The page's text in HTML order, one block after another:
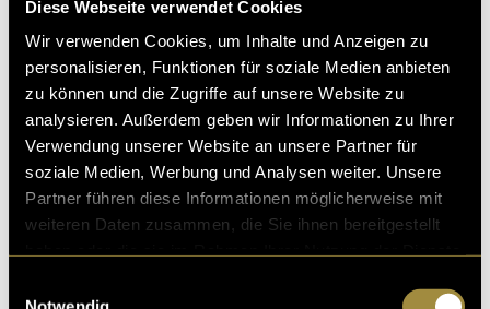
Diese Webseite verwendet Cookies
Wir verwenden Cookies, um Inhalte und Anzeigen zu
personalisieren, Funktionen für soziale Medien anbieten
zu können und die Zugriffe auf unsere Website zu
analysieren. Außerdem geben wir Informationen zu Ihrer
Verwendung unserer Website an unsere Partner für
soziale Medien, Werbung und Analysen weiter. Unsere
Partner führen diese Informationen möglicherweise mit
weiteren Daten zusammen, die Sie ihnen bereitgestellt
Kritik